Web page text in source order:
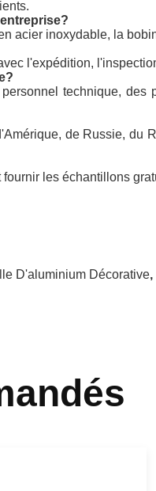
de décoration de